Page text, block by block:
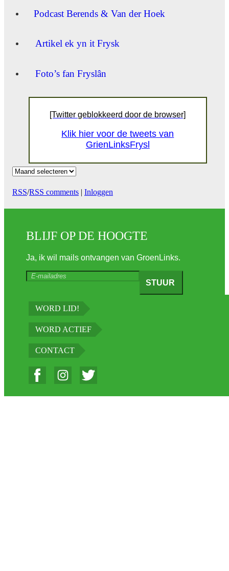
Podcast Berends & Van der Hoek
Artikel ek yn it Frysk
Foto’s fan Fryslân
[Twitter geblokkeerd door de browser]
Klik hier voor de tweets van
GrienLinksFrysl
Archief
RSS/RSS comments | Inloggen
BLIJF OP DE HOOGTE
Ja, ik wil mails ontvangen van GroenLinks.
WORD LID!
WORD ACTIEF
CONTACT